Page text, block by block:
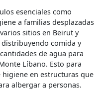
esenciales como
a familias desplazadas
sitios en Beirut y
comida y
de agua para
Líbano. Esto para
en estructuras que
albergar a personas.